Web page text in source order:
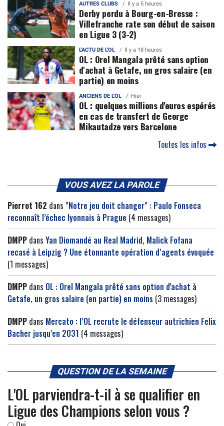
AUTRES CLUBS Il y a 5 heures
Derby perdu à Bourg-en-Bresse :
Villefranche rate son début de saison
en Ligue 3 (3-2)
L'ACTU DE L'OL Il y a 18 heures
OL : Orel Mangala prêté sans option
d'achat à Getafe, un gros salaire (en
partie) en moins
ANCIENS DE L'OL Hier
OL : quelques millions d'euros espérés
en cas de transfert de George
Mikautadze vers Barcelone
Toutes les infos
VOUS AVEZ LA PAROLE
Pierrot 162 dans "Notre jeu doit changer" : Paulo Fonseca
reconnaît l’échec lyonnais à Prague (4 messages)
DMPP dans Yan Diomandé au Real Madrid, Malick Fofana
recasé à Leipzig ? Une étonnante opération d’agents évoquée
(1 messages)
DMPP dans OL : Orel Mangala prêté sans option d'achat à
Getafe, un gros salaire (en partie) en moins (3 messages)
DMPP dans Mercato : l’OL recrute le défenseur autrichien Felix
Bacher jusqu’en 2031 (4 messages)
QUESTION DE LA SEMAINE
L'OL parviendra-t-il à se qualifier en
Ligue des Champions selon vous ?